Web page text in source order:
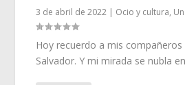
3 de abril de 2022 | Ocio y cultura,
Hoy recuerdo a mis compañeros
Salvador. Y mi mirada se nubla